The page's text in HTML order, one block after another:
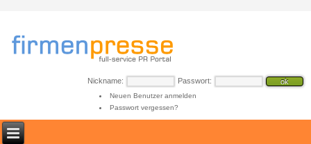
Nickname: Passwort:
Neuen Benutzer anmelden
Passwort vergessen?